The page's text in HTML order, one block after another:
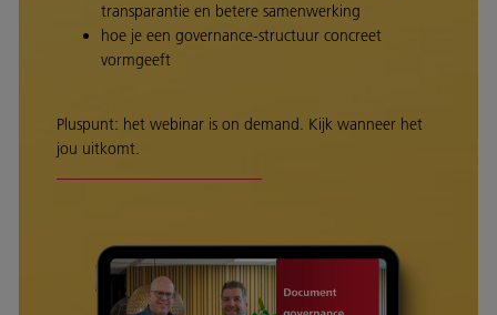
transparantie en betere samenwerking
hoe je een governance-structuur concreet
vormgeeft
Pluspunt: het webinar is on demand. Kijk wanneer het
jou uitkomt.